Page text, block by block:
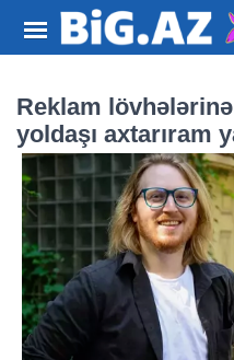
Reklam
yoldaşı axtarıram